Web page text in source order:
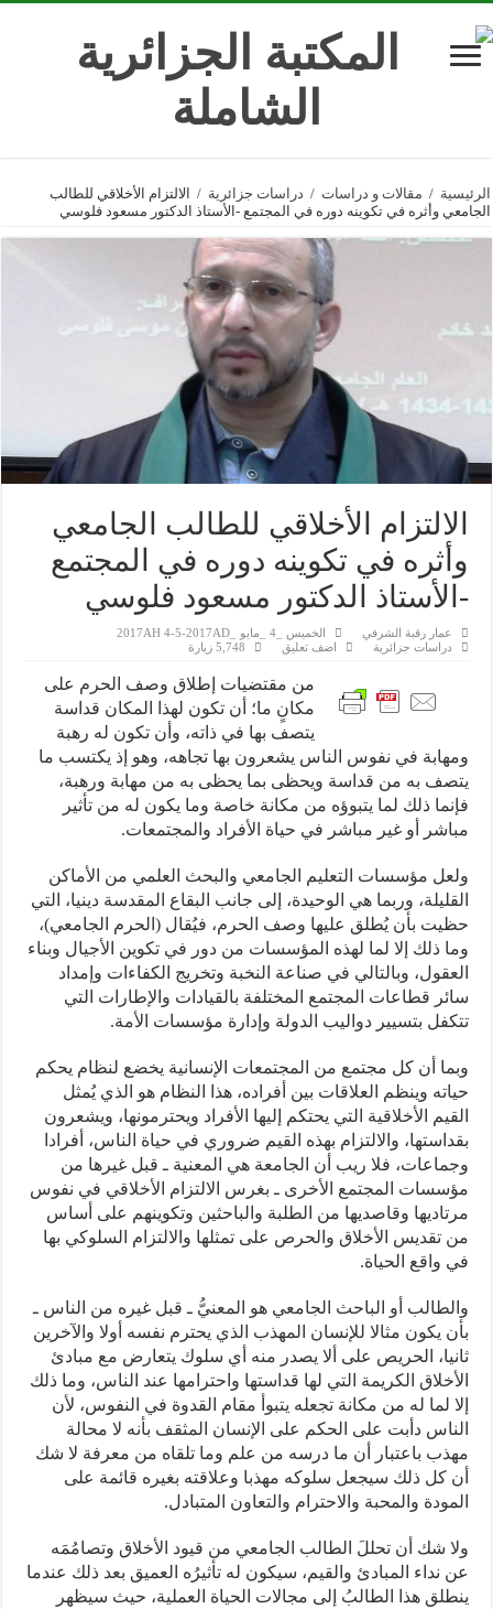
الرئيسية / مقالات و دراسات / دراسات جزائرية /
الالتزام الأخلاقي للطالب
الجامعي وأثره في تكوينه دوره في المجتمع -الأستاذ الدكتور مسعود فلوسي
الالتزام الأخلاقي للطالب الجامعي
وأثره في تكوينه دوره في المجتمع
-الأستاذ الدكتور مسعود فلوسي
عمار رقبة الشرفي
الخميس _4 _مايو _2017AH 4-5-2017AD
دراسات جزائرية
اضف تعليق 5,748 زيارة
من مقتضيات إطلاق وصف الحرم على
مكانٍ ما؛ أن تكون لهذا المكان قداسة
يتصف بها في ذاته، وأن تكون له رهبة
ومهابة في نفوس الناس يشعرون بها تجاهه، وهو إذ يكتسب ما
يتصف به من قداسة ويحظى بما يحظى به من مهابة ورهبة،
فإنما ذلك لما يتبوؤه من مكانة خاصة وما يكون له من تأثير
مباشر أو غير مباشر في حياة الأفراد والمجتمعات.
ولعل مؤسسات التعليم الجامعي والبحث العلمي من الأماكن
القليلة، وربما هي الوحيدة، إلى جانب البقاع المقدسة دينيا، التي
حظيت بأن يُطلق عليها وصف الحرم، فيُقال (الحرم الجامعي)،
وما ذلك إلا لما لهذه المؤسسات من دور في تكوين الأجيال وبناء
العقول، وبالتالي في صناعة النخبة وتخريج الكفاءات وإمداد
سائر قطاعات المجتمع المختلفة بالقيادات والإطارات التي
تتكفل بتسيير دواليب الدولة وإدارة مؤسسات الأمة.
وبما أن كل مجتمع من المجتمعات الإنسانية يخضع لنظام يحكم
حياته وينظم العلاقات بين أفراده، هذا النظام هو الذي يُمثل
القيم الأخلاقية التي يحتكم إليها الأفراد ويحترمونها، ويشعرون
بقداستها، والالتزام بهذه القيم ضروري في حياة الناس، أفرادا
وجماعات، فلا ريب أن الجامعة هي المعنية ـ قبل غيرها من
مؤسسات المجتمع الأخرى ـ بغرس الالتزام الأخلاقي في نفوس
مرتاديها وقاصديها من الطلبة والباحثين وتكوينهم على أساس
من تقديس الأخلاق والحرص على تمثلها والالتزام السلوكي بها
في واقع الحياة.
والطالب أو الباحث الجامعي هو المعنيُّ ـ قبل غيره من الناس ـ
بأن يكون مثالا للإنسان المهذب الذي يحترم نفسه أولا والآخرين
ثانيا، الحريص على ألا يصدر منه أي سلوك يتعارض مع مبادئ
الأخلاق الكريمة التي لها قداستها واحترامها عند الناس، وما ذلك
إلا لما له من مكانة تجعله يتبوأ مقام القدوة في النفوس، لأن
الناس دأبت على الحكم على الإنسان المثقف بأنه لا محالة
مهذب باعتبار أن ما درسه من علم وما تلقاه من معرفة لا شك
أن كل ذلك سيجعل سلوكه مهذبا وعلاقته بغيره قائمة على
المودة والمحبة والاحترام والتعاون المتبادل.
ولا شك أن تحللَ الطالب الجامعي من قيود الأخلاق وتصامُمَه
عن نداء المبادئ والقيم، سيكون له تأثيرُه العميق بعد ذلك عندما
ينطلق هذا الطالبُ إلى مجالات الحياة العملية، حيث سيظهر